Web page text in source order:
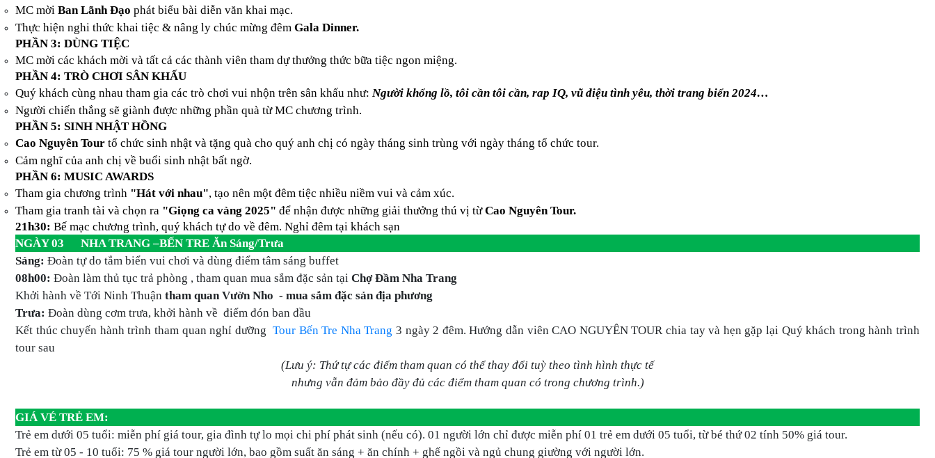
MC mời Ban Lãnh Đạo phát biểu bài diễn văn khai mạc.
Thực hiện nghi thức khai tiệc & nâng ly chúc mừng đêm Gala Dinner.
PHẦN 3: DÙNG TIỆC
MC mời các khách mời và tất cả các thành viên tham dự thưởng thức bữa tiệc ngon miệng.
PHẦN 4: TRÒ CHƠI SÂN KHẤU
Quý khách cùng nhau tham gia các trò chơi vui nhộn trên sân khấu như: Người khổng lồ, tôi cần tôi cần, rap IQ, vũ điệu tình yêu, thời trang biển 2024…
Người chiến thắng sẽ giành được những phần quà từ MC chương trình.
PHẦN 5: SINH NHẬT HỒNG
Cao Nguyên Tour tổ chức sinh nhật và tặng quà cho quý anh chị có ngày tháng sinh trùng với ngày tháng tổ chức tour.
Cảm nghĩ của anh chị về buổi sinh nhật bất ngờ.
PHẦN 6: MUSIC AWARDS
Tham gia chương trình "Hát với nhau", tạo nên một đêm tiệc nhiều niềm vui và cảm xúc.
Tham gia tranh tài và chọn ra "Giọng ca vàng 2025" để nhận được những giải thưởng thú vị từCao Nguyên Tour.
21h30: Bế mạc chương trình, quý khách tự do về đêm. Nghỉ đêm tại khách sạn
NGÀY 03 NHA TRANG –BẾN TRE Ăn Sáng/Trưa
Sáng: Đoàn tự do tắm biển vui chơi và dùng điểm tâm sáng buffet
08h00: Đoàn làm thủ tục trả phòng , tham quan mua sắm đặc sản tại Chợ Đầm Nha Trang
Khởi hành về Tới Ninh Thuận tham quan Vườn Nho - mua sắm đặc sản địa phương
Trưa: Đoàn dùng cơm trưa, khởi hành về điểm đón ban đầu
Kết thúc chuyến hành trình tham quan nghỉ dưỡng Tour Bến Tre Nha Trang 3 ngày 2 đêm. Hướng dẫn viên CAO NGUYÊN TOUR chia tay và hẹn gặp lại Quý khách trong hành trình
tour sau
(Lưu ý: Thứ tự các điểm tham quan có thể thay đổi tuỳ theo tình hình thực tế
nhưng vẫn đảm bảo đầy đủ các điểm tham quan có trong chương trình.)
GIÁ VÉ TRẺ EM:
Trẻ em dưới 05 tuổi: miễn phí giá tour, gia đình tự lo mọi chi phí phát sinh (nếu có). 01 người lớn chỉ được miễn phí 01 trẻ em dưới 05 tuổi, từ bé thứ 02 tính 50% giá tour.
Trẻ em từ 05 - 10 tuổi: 75 % giá tour người lớn, bao gồm suất ăn sáng + ăn chính + ghế ngồi và ngủ chung giường với người lớn.